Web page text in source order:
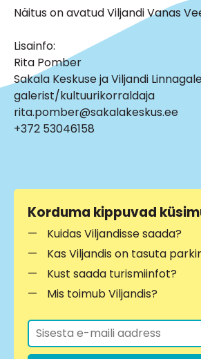
Näitus on avatud Viljandi Vanas
Lisainfo:
Rita Pomber
Sakala Keskuse ja Viljandi
galerist/kultuurikorraldaja
rita.pomber@sakalakeskus.ee
+372 53046158
Korduma kippuvad
Kuidas Viljandisse saada?
Kas Viljandis on tasuta
Kust saada turismiinfot?
Mis toimub Viljandis?